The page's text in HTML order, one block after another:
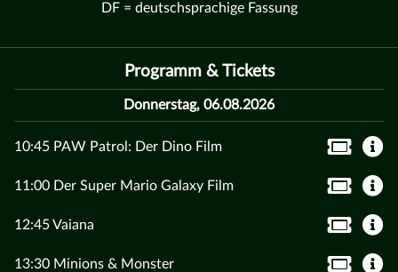
DF = deutschsprachige Fassung
Programm & Tickets
Donnerstag, 06.08.2026
10:45 PAW Patrol: Der Dino Film
11:00 Der Super Mario Galaxy Film
12:45 Vaiana
13:30 Minions & Monster